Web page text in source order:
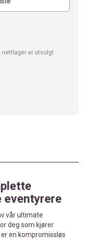
nettlager er utsolgt
vår ultimate
deg som kjører
en kompromissløs